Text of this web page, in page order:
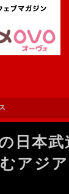
日本
アジ